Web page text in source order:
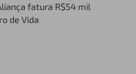
fatura R$54 mil
de Vida